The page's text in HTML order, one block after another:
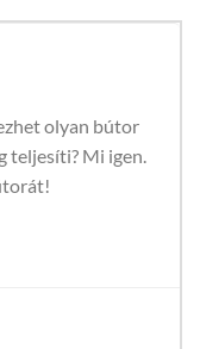
olyan bútor
teljesíti? Mi igen.